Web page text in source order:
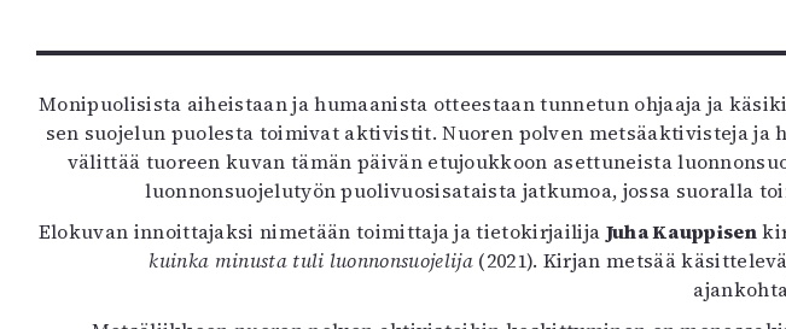
Monipuolisista aiheistaan ja humaanista otteestaan tunnetun ohjaaja ja
sen suojelun puolesta toimivat aktivistit. Nuoren polven metsäaktivisteja
välittää tuoreen kuvan tämän päivän etujoukkoon asettuneista
luonnonsuojelutyön puolivuosisataista jatkumoa, jossa suoralla
Elokuvan innoittajaksi nimetään toimittaja ja tietokirjailija Juha Kauppisen
kuinka minusta tuli luonnonsuojelija (2021). Kirjan metsää